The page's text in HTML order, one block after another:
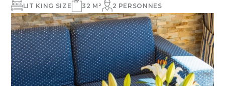
LIT KING SIZE 32 M² 2 PERSONNES